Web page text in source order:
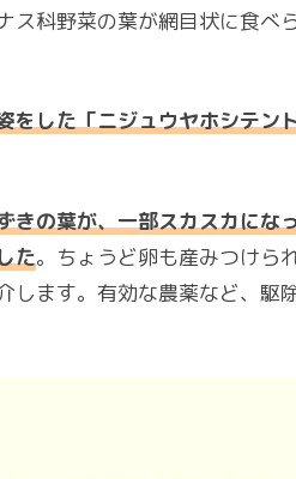
ス科野菜の葉が網目状に食べ
をした「ニジュウヤホシテン
きの葉が、一部スカスカにな
た。ちょうど卵も産みつけら
します。有効な農薬など、駆